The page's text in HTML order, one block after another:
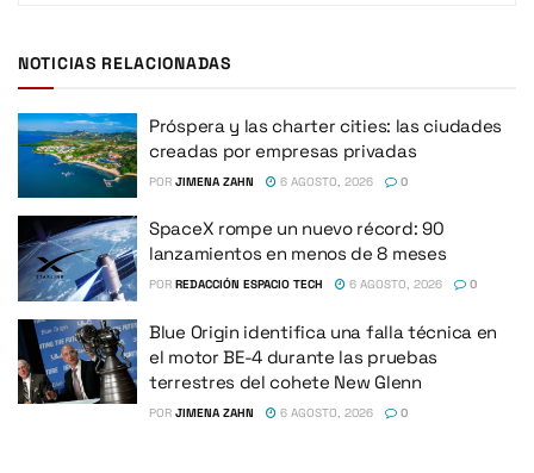
NOTICIAS RELACIONADAS
Próspera y las charter cities: las ciudades
creadas por empresas privadas
POR JIMENA ZAHN 6 AGOSTO, 2026 0
SpaceX rompe un nuevo récord: 90
lanzamientos en menos de 8 meses
POR REDACCIÓN ESPACIO TECH 6 AGOSTO, 2026 0
Blue Origin identifica una falla técnica en
el motor BE-4 durante las pruebas
terrestres del cohete New Glenn
POR JIMENA ZAHN 6 AGOSTO, 2026 0